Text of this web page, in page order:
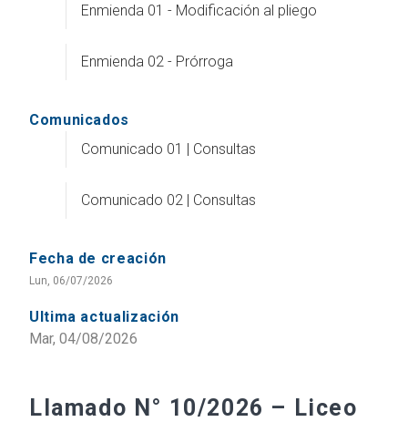
Enmienda 01 - Modificación al pliego
Enmienda 02 - Prórroga
Comunicados
Comunicado 01 | Consultas
Comunicado 02 | Consultas
Fecha de creación
Lun, 06/07/2026
Ultima actualización
Mar, 04/08/2026
Llamado N° 10/2026 – Liceo